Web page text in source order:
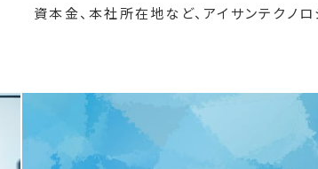
資本金、本社所在地など、アイサンテクノ